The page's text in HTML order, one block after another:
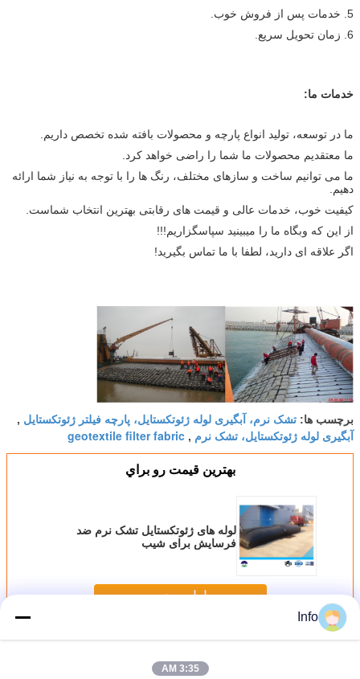
5. خدمات پس از فروش خوب.
6. زمان تحویل سریع.
خدمات ما:
ما در توسعه، تولید انواع پارچه و محصولات بافته شده تخصص داریم.
ما معتقدیم محصولات ما شما را راضی خواهد کرد.
ما می توانیم ساخت و سازهای مختلف، رنگ ها را با توجه به نیاز شما ارائه
دهیم.
کیفیت خوب، خدمات عالی و قیمت های رقابتی بهترین انتخاب شماست.
از این که وبگاه ما را میبینید سپاسگزاریم!!!
اگر علاقه ای دارید، لطفا با ما تماس بگیرید!
برچسب ها: تشک نرم، آبگیری لوله ژئوتکستایل، پارچه فیلتر ژئوتکستایل ,
آبگیری لوله ژئوتکستایل، تشک نرم ,
geotextile filter fabric
بهترين قيمت رو براي
لوله های ژئوتکستایل تشک نرم ضد
فرسایش برای شیب
ادامه هید
بیشلوله های ژئوتکستایل
Info
3:35 AM